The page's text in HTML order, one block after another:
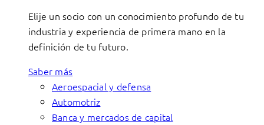
Elije un socio con un conocimiento profundo de tu
industria y experiencia de primera mano en la
definición de tu futuro.
Saber más
Aeroespacial y defensa
Automotriz
Banca y mercados de capital